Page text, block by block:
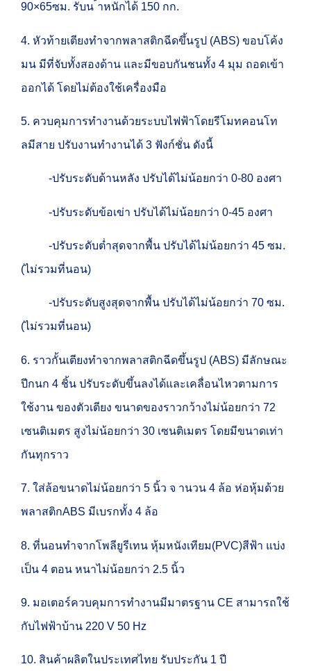
90×65ซม. รับน ้าหนักได้ 150 กก.
4. หัวท้ายเตียงทำจากพลาสติกฉีดขึ้นรูป (ABS) ขอบโค้ง
มน มีที่จับทั้งสองด้าน และมีขอบกันชนทั้ง 4 มุม ถอดเข้า
ออกได้ โดยไม่ต้องใช้เครื่องมือ
5. ควบคุมการทำงานด้วยระบบไฟฟ้าโดยรีโมทคอนโท
ลมีสาย ปรับงานทำงานได้ 3 ฟังก์ชั่น ดังนี้
-ปรับระดับด้านหลัง ปรับได้ไม่น้อยกว่า 0-80 องศา
-ปรับระดับข้อเข่า ปรับได้ไม่น้อยกว่า 0-45 องศา
-ปรับระดับต่ำสุดจากพื้น ปรับได้ไม่น้อยกว่า 45 ซม.
(ไม่รวมที่นอน)
-ปรับระดับสูงสุดจากพื้น ปรับได้ไม่น้อยกว่า 70 ซม.
(ไม่รวมที่นอน)
6. ราวกั้นเตียงทำจากพลาสติกฉีดขึ้นรูป (ABS) มีลักษณะ
ปีกนก 4 ชิ้น ปรับระดับขึ้นลงได้และเคลื่อนไหวตามการ
ใช้งาน ของตัวเตียง ขนาดของราวกว้างไม่น้อยกว่า 72
เซนติเมตร สูงไม่น้อยกว่า 30 เซนติเมตร โดยมีขนาดเท่า
กันทุกราว
7. ใส่ล้อขนาดไม่น้อยกว่า 5 นิ้ว จ านวน 4 ล้อ ห่อหุ้มด้วย
พลาสติกABS มีเบรกทั้ง 4 ล้อ
8. ที่นอนทำจากโพลียูรีเทน หุ้มหนังเทียม(PVC)สีฟ้า แบ่ง
เป็น 4 ตอน หนาไม่น้อยกว่า 2.5 นิ้ว
9. มอเตอร์ควบคุมการทำงานมีมาตรฐาน CE สามารถใช้
กับไฟฟ้าบ้าน 220 V 50 Hz
10. สินค้าผลิตในประเทศไทย รับประกัน 1 ปี